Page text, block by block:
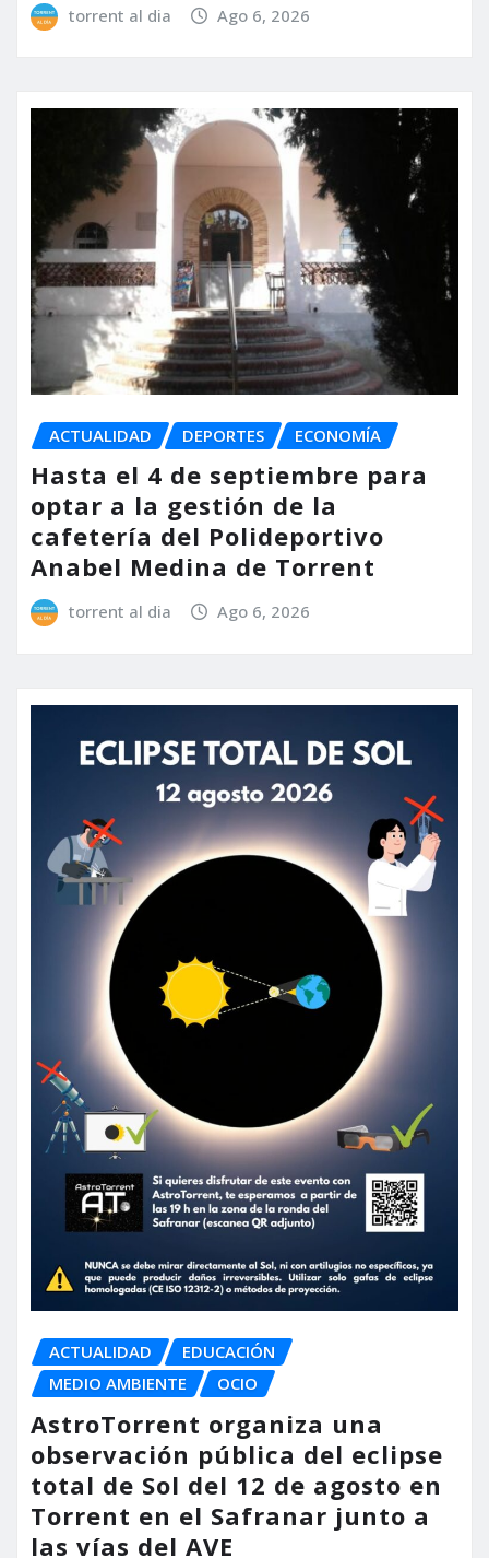
torrent al dia Ago 6, 2026
ACTUALIDAD DEPORTES ECONOMÍA
Hasta el 4 de septiembre para
optar a la gestión de la
cafetería del Polideportivo
Anabel Medina de Torrent
torrent al dia Ago 6, 2026
ACTUALIDAD
EDUCACIÓN
MEDIO AMBIENTE
OCIO
AstroTorrent organiza una
observación pública del eclipse
total de Sol del 12 de agosto en
Torrent en el Safranar junto a
las vías del AVE